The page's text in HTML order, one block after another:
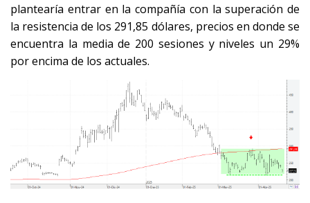
plantearía entrar en la compañía con la superación de
la resistencia de los 291,85 dólares, precios en donde se
encuentra la media de 200 sesiones y niveles un 29%
por encima de los actuales.